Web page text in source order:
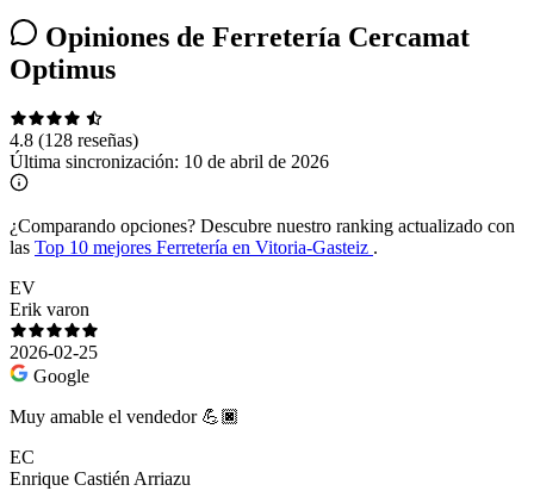
Opiniones de Ferretería Cercamat
Optimus
4.8 (128 reseñas)
Última sincronización: 10 de abril de 2026
¿Comparando opciones? Descubre nuestro ranking actualizado con
las Top 10 mejores Ferretería en Vitoria-Gasteiz .
EV
Erik varon
2026-02-25
Google
Muy amable el vendedor 💪🏿
EC
Enrique Castién Arriazu